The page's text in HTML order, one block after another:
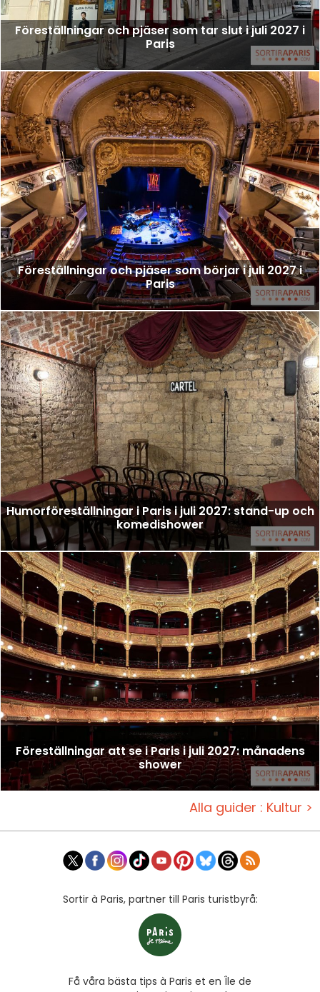
Föreställningar och pjäser som tar slut i juli 2027 i
Paris
Föreställningar och pjäser som börjar i juli 2027 i
Paris
Humorföreställningar i Paris i juli 2027: stand-up och
komedishower
Föreställningar att se i Paris i juli 2027: månadens
shower
Alla guider : Kultur >
Sortir à Paris, partner till Paris turistbyrå:
Få våra bästa tips à Paris et en Île de